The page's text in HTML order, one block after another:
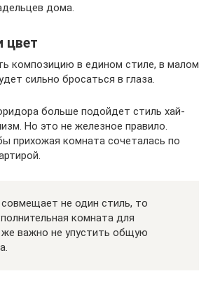
дома.
цвет
композицию в едином стиле, в малом
сильно бросаться в глаза.
больше подойдет стиль хай-
Но это не железное правило.
прихожая комната сочеталась по
совмещает не один стиль, то
комната для
важно не упустить общую